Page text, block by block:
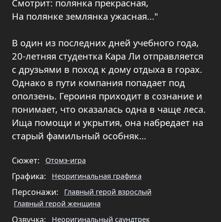
Смотрит: полянка прекрасная,
На полянке землянка ужасная..."
В один из последних дней учебного года,
20-летняя студентка Кара Ли отправляется
с друзьями в поход к дому отдыха в горах.
Однако в пути компания попадает под
оползень. Героиня приходит в сознание и
понимает, что оказалась одна в чаще леса.
Ища помощи и укрытия, она набредает на
старый фамильный особняк…
Сюжет: Отомэ-игра
Графика: Неоригинальная графика
Персонажи:
Главный герой взрослый
Главный герой женщина
Озвучка: Неоригинальный саундтрек